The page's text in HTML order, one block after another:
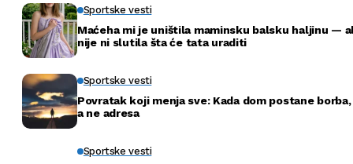
Sportske vesti
Maćeha mi je uništila maminsku balsku haljinu —
nije ni slutila šta će tata uraditi
Sportske vesti
Povratak koji menja sve: Kada dom postane borba,
a ne adresa
Sportske vesti